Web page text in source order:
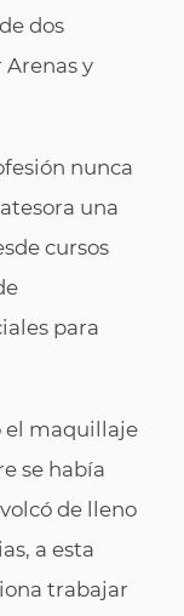
dos
y
nunca
una
cursos
para
el maquillaje
se había
de lleno
a esta
trabajar